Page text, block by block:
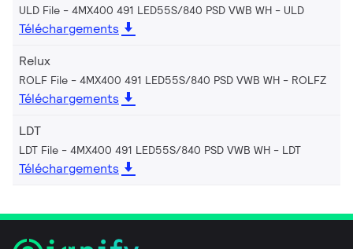
ULD File - 4MX400 491 LED55S/840 PSD VWB WH ULD
Téléchargements
Relux
ROLF File - 4MX400 491 LED55S/840 PSD VWB WH ROLFZ
Téléchargements
LDT
LDT File - 4MX400 491 LED55S/840 PSD VWB WH LDT
Téléchargements